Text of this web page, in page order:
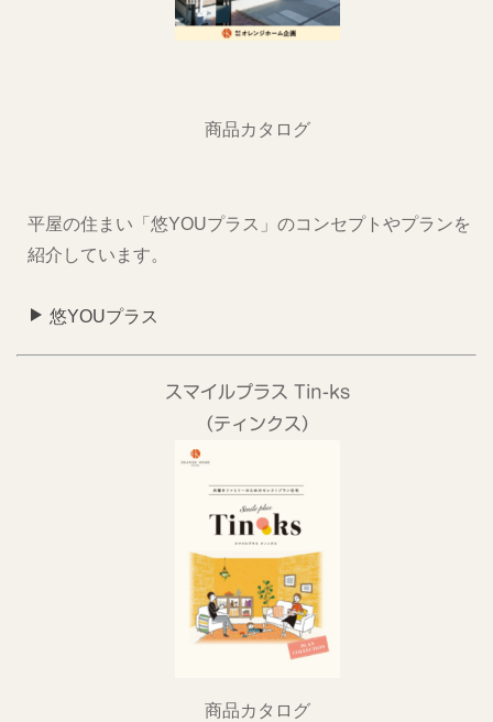
商品カタログ
平屋の住まい「悠YOUプラス」のコンセプトやプランを
紹介しています。
悠YOUプラス
スマイルプラス Tin-ks
（ティンクス）
商品カタログ